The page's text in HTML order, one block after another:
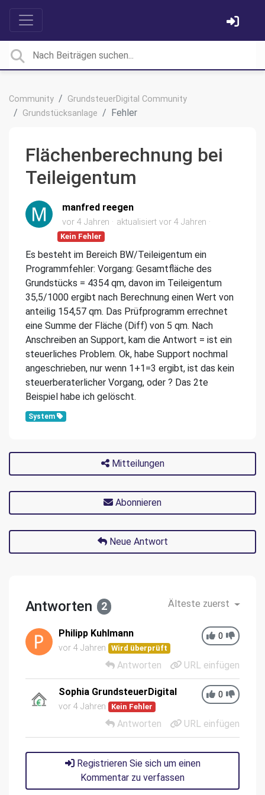
Community
GrundsteuerDigital Community
Grundstücksanlage
Fehler
Flächenberechnung bei
Teileigentum
manfred reegen
vor 4 Jahren aktualisiert vor 4 Jahren
Kein Fehler
Es besteht im Bereich BW/Teileigentum ein
Programmfehler: Vorgang: Gesamtfläche des
Grundstücks = 4354 qm, davon im Teileigentum
35,5/1000 ergibt nach Berechnung einen Wert von
anteilig 154,57 qm. Das Prüfprogramm errechnet
eine Summe der Fläche (Diff) von 5 qm. Nach
Anschreiben an Support, kam die Antwort = ist ein
steuerliches Problem. Ok, habe Support nochmal
angeschrieben, nur wenn 1+1=3 ergibt, ist das kein
steuerberaterlicher Vorgang, oder ? Das 2te
Beispiel habe ich gelöscht.
System
Mitteilungen
Abonnieren
Neue Antwort
Antworten 2 Älteste zuerst
0
Philipp Kuhlmann
vor 4 Jahren Wird überprüft
Antworten URL einfügen
0
Sophia GrundsteuerDigital
vor 4 Jahren Kein Fehler
Antworten URL einfügen
Registrieren Sie sich um einen
Kommentar zu verfassen